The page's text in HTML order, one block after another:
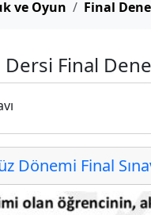
ve Oyun Final
Final
Dönemi Final